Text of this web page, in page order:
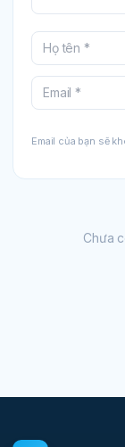
Email của bạn sẽ
Chưa